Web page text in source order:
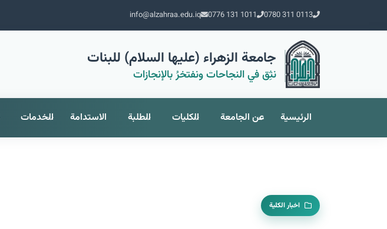
0780 311 0113
0776 131 1011
info@alzahraa.edu.iq
جامعة الزهراء (عليها السلام) للبنات
نثِق في النجاحات ونفتخرُ بالإنجازات
الرئيسية عن الجامعة الكليات الطلبة الاستدامة الخدمات
اخبار الكلية